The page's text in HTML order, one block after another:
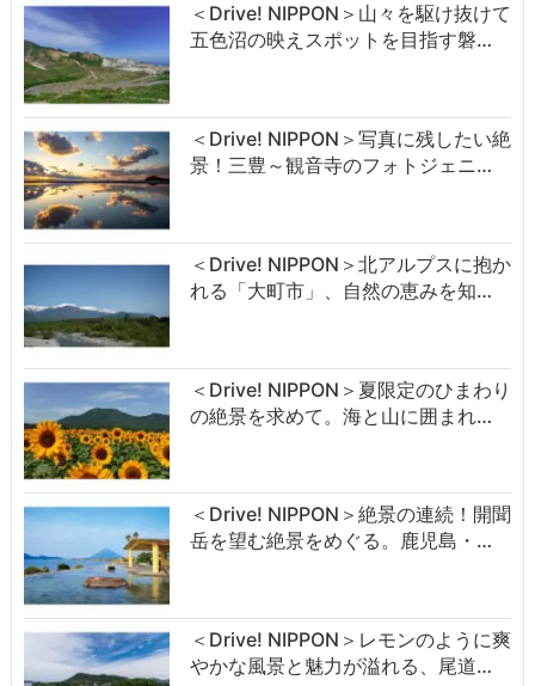
＜Drive! NIPPON＞山々を駆け抜けて
五色沼の映えスポットを目指す磐…
＜Drive! NIPPON＞写真に残したい絶
景！三豊～観音寺のフォトジェニ…
＜Drive! NIPPON＞北アルプスに抱か
れる「大町市」、自然の恵みを知…
＜Drive! NIPPON＞夏限定のひまわり
の絶景を求めて。海と山に囲まれ…
＜Drive! NIPPON＞絶景の連続！開聞
岳を望む絶景をめぐる。鹿児島・…
＜Drive! NIPPON＞レモンのように爽
やかな風景と魅力が溢れる、尾道…